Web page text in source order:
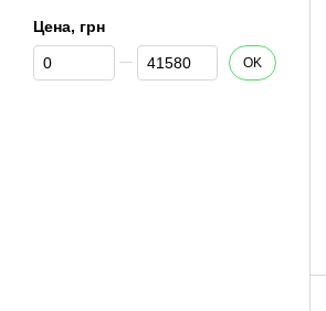
Цена, грн
От Цена, грн
До Цена, грн OK